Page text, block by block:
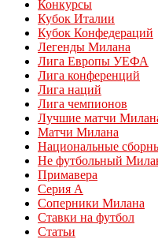
Конкурсы
Кубок Италии
Кубок Конфедераций
Легенды Милана
Лига Европы УЕФА
Лига конференций
Лига наций
Лига чемпионов
Лучшие матчи
Матчи Милана
Национальные
Не футбольный
Примавера
Серия А
Соперники Милана
Ставки на футбол
Статьи